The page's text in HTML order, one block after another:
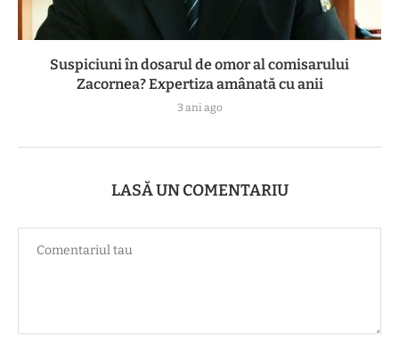
Suspiciuni în dosarul de omor al comisarului
Zacornea? Expertiza amânată cu anii
3 ani ago
LASĂ UN COMENTARIU